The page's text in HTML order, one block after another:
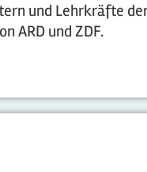
und Lehrkräfte
ARD und ZDF.